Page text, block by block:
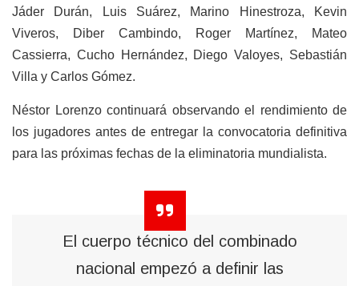
Jáder Durán, Luis Suárez, Marino Hinestroza, Kevin
Viveros, Diber Cambindo, Roger Martínez, Mateo
Cassierra, Cucho Hernández, Diego Valoyes, Sebastián
Villa y Carlos Gómez.
Néstor Lorenzo continuará observando el rendimiento de
los jugadores antes de entregar la convocatoria definitiva
para las próximas fechas de la eliminatoria mundialista.
El cuerpo técnico del combinado
nacional empezó a definir las